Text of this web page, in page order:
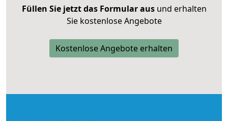
Füllen Sie jetzt das Formular ausund erhalten
Sie kostenlose Angebote
Kostenlose Angebote erhalten